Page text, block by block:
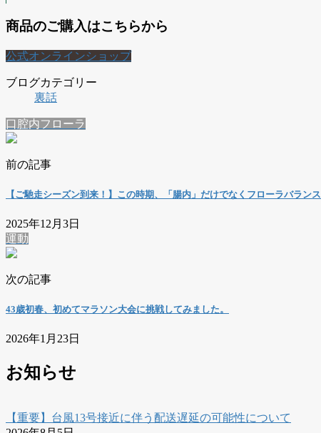
商品のご購入はこちらから
公式オンラインショップ
ブログカテゴリー
裏話
口腔内フローラ
前の記事
【ご馳走シーズン到来！】この時期、「腸内」だけでなくフローラバラン
2025年12月3日
運動
次の記事
43歳初春、初めてマラソン大会に挑戦してみました。
2026年1月23日
お知らせ
【重要】台風13号接近に伴う配送遅延の可能性について